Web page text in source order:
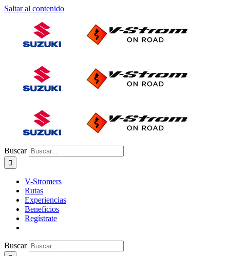
Saltar al contenido
Buscar
V-Stromers
Rutas
Experiencias
Beneficios
Regístrate
Buscar